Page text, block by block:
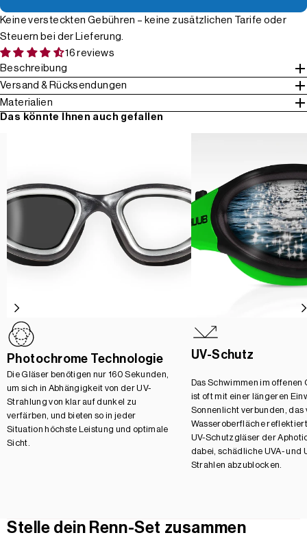
Keine versteckten Gebühren – keine zusätzlichen Tarife oder
Steuern bei der Lieferung.
16 reviews
Beschreibung
Versand & Rücksendungen
Materialien
Das könnte Ihnen auch gefallen
Photochrome Technologie
Die Gläser benötigen nur 160 Sekunden,
um sich in Abhängigkeit von der UV-
Strahlung von klar auf dunkel zu
verfärben, und bieten so in jeder
Situation höchste Leistung und optimale
Sicht.
UV-Schutz
Das Schwimmen im offenen
ist oft mit einer längeren
Sonnenlicht verbunden, das
Wasseroberfläche
UV-Schutzgläser der
dabei, schädliche UVA- und
Strahlen abzublocken.
Stelle dein Renn-Set zusammen